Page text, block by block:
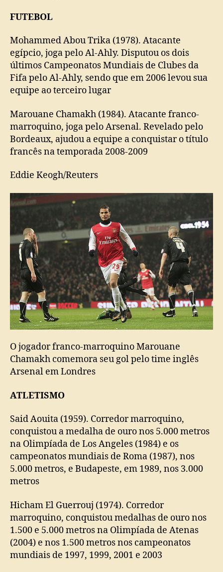
FUTEBOL
Mohammed Abou Trika (1978). Atacante
egípcio, joga pelo Al-Ahly. Disputou os dois
últimos Campeonatos Mundiais de Clubes da
Fifa pelo Al-Ahly, sendo que em 2006 levou sua
equipe ao terceiro lugar
Marouane Chamakh (1984). Atacante franco-
marroquino, joga pelo Arsenal. Revelado pelo
Bordeaux, ajudou a equipe a conquistar o título
francês na temporada 2008-2009
Eddie Keogh/Reuters
O jogador franco-marroquino Marouane
Chamakh comemora seu gol pelo time inglês
Arsenal em Londres
ATLETISMO
Said Aouita (1959). Corredor marroquino,
conquistou a medalha de ouro nos 5.000 metros
na Olimpíada de Los Angeles (1984) e os
campeonatos mundiais de Roma (1987), nos
5.000 metros, e Budapeste, em 1989, nos 3.000
metros
Hicham El Guerrouj (1974). Corredor
marroquino, conquistou medalhas de ouro nos
1.500 e 5.000 metros na Olimpíada de Atenas
(2004) e nos 1.500 metros nos campeonatos
mundiais de 1997, 1999, 2001 e 2003